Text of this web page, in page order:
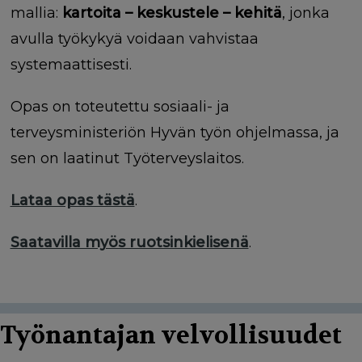
mallia: kartoita – keskustele – kehitä, jonka
avulla työkykyä voidaan vahvistaa
systemaattisesti.
Opas on toteutettu sosiaali- ja
terveysministeriön Hyvän työn ohjelmassa, ja
sen on laatinut Työterveyslaitos.
Lataa opas tästä.
Saatavilla myös ruotsinkielisenä.
Työnantajan velvollisuudet